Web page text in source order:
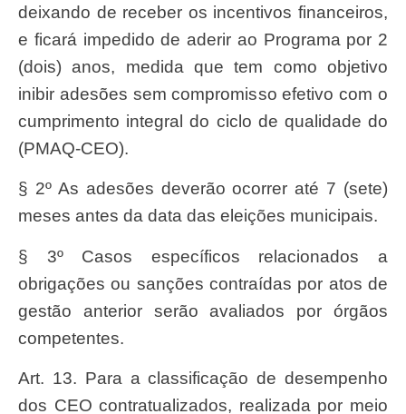
deixando de receber os incentivos financeiros,
e ficará impedido de aderir ao Programa por 2
(dois) anos, medida que tem como objetivo
inibir adesões sem compromisso efetivo com o
cumprimento integral do ciclo de qualidade do
(PMAQ-CEO).
§ 2º As adesões deverão ocorrer até 7 (sete)
meses antes da data das eleições municipais.
§ 3º Casos específicos relacionados a
obrigações ou sanções contraídas por atos de
gestão anterior serão avaliados por órgãos
competentes.
Art. 13. Para a classificação de desempenho
dos CEO contratualizados, realizada por meio